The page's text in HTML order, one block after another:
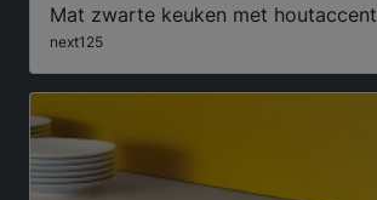
Mat zwarte keuken met houtaccent
next125